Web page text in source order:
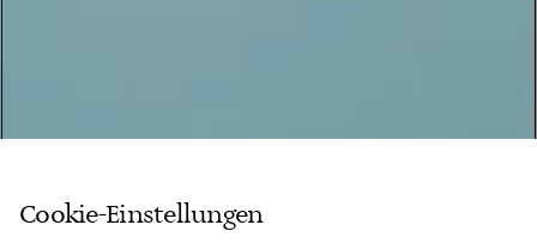
Cookie-Einstellungen